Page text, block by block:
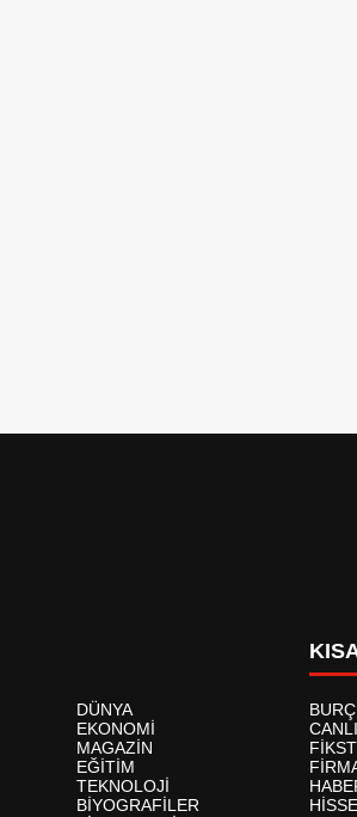
DÜNYA
EKONOMİ
MAGAZİN
EĞİTİM
TEKNOLOJİ
BİYOGRAFİLER